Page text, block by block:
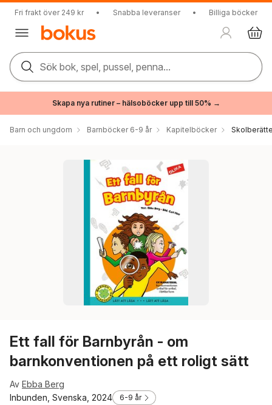
Fri frakt över 249 kr • Snabba leveranser • Billiga böcker
Sök bok, spel, pussel, penna...
Skapa nya rutiner – hälsoböcker upp till 50% →
Barn och ungdom Barnböcker 6-9 år Kapitelböcker
Ett fall för Barnbyrån - om
barnkonventionen på ett roligt sätt
Av Ebba Berg
Inbunden, Svenska, 2024
6-9 år